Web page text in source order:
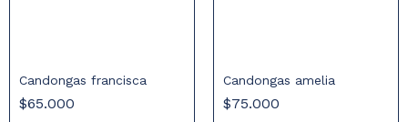
Candongas francisca
$65.000
Candongas amelia
$75.000